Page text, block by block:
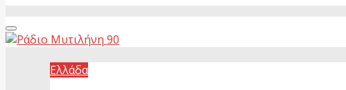
Primary
Menu
Ελλάδα